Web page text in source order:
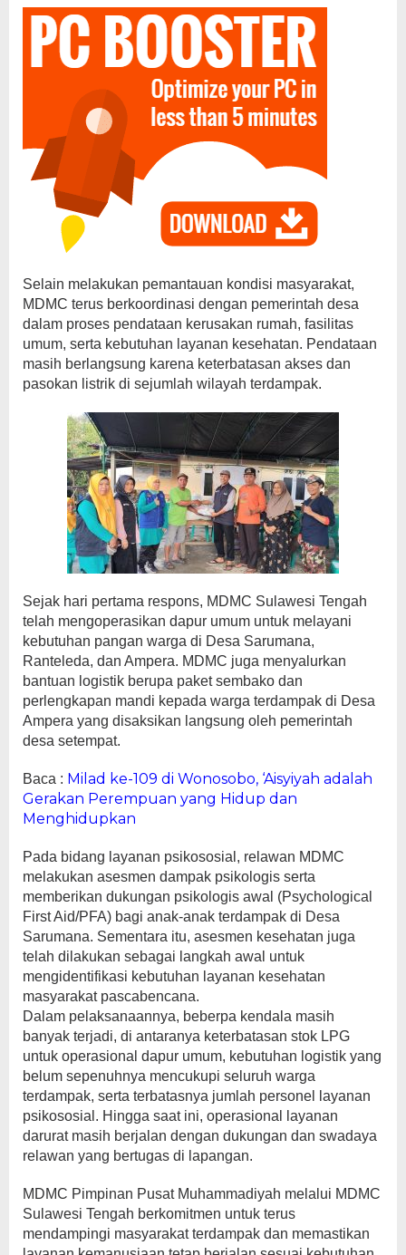
Selain melakukan pemantauan kondisi masyarakat,
MDMC terus berkoordinasi dengan pemerintah desa
dalam proses pendataan kerusakan rumah, fasilitas
umum, serta kebutuhan layanan kesehatan. Pendataan
masih berlangsung karena keterbatasan akses dan
pasokan listrik di sejumlah wilayah terdampak.
Sejak hari pertama respons, MDMC Sulawesi Tengah
telah mengoperasikan dapur umum untuk melayani
kebutuhan pangan warga di Desa Sarumana,
Ranteleda, dan Ampera. MDMC juga menyalurkan
bantuan logistik berupa paket sembako dan
perlengkapan mandi kepada warga terdampak di Desa
Ampera yang disaksikan langsung oleh pemerintah
desa setempat.
Baca : Milad ke-109 di Wonosobo, ‘Aisyiyah adalah
Gerakan Perempuan yang Hidup dan
Menghidupkan
Pada bidang layanan psikososial, relawan MDMC
melakukan asesmen dampak psikologis serta
memberikan dukungan psikologis awal (Psychological
First Aid/PFA) bagi anak-anak terdampak di Desa
Sarumana. Sementara itu, asesmen kesehatan juga
telah dilakukan sebagai langkah awal untuk
mengidentifikasi kebutuhan layanan kesehatan
masyarakat pascabencana.
Dalam pelaksanaannya, beberpa kendala masih
banyak terjadi, di antaranya keterbatasan stok LPG
untuk operasional dapur umum, kebutuhan logistik yang
belum sepenuhnya mencukupi seluruh warga
terdampak, serta terbatasnya jumlah personel layanan
psikososial. Hingga saat ini, operasional layanan
darurat masih berjalan dengan dukungan dan swadaya
relawan yang bertugas di lapangan.
MDMC Pimpinan Pusat Muhammadiyah melalui MDMC
Sulawesi Tengah berkomitmen untuk terus
mendampingi masyarakat terdampak dan memastikan